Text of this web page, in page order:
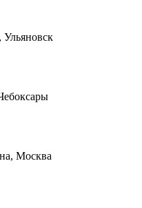
Ульяновск
Москва